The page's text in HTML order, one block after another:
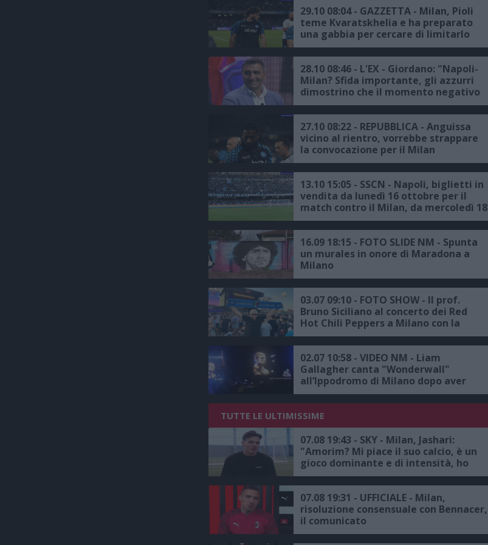
29.10 08:04 - GAZZETTA - Milan, Pioli
teme Kvaratskhelia e ha preparato
una gabbia per cercare di limitarlo
28.10 08:46 - L'EX - Giordano: "Napoli-
Milan? Sfida importante, gli azzurri
dimostrino che il momento negativo
è passato"
27.10 08:22 - REPUBBLICA - Anguissa
vicino al rientro, vorrebbe strappare
la convocazione per il Milan
13.10 15:05 - SSCN - Napoli, biglietti in
vendita da lunedì 16 ottobre per il
match contro il Milan, da mercoledì 18
ottobre per la sfida con l'Empoli: ecco
prezzi, modalità e dettagli
16.09 18:15 - FOTO SLIDE NM - Spunta
un murales in onore di Maradona a
Milano
03.07 09:10 - FOTO SHOW - Il prof.
Bruno Siciliano al concerto dei Red
Hot Chili Peppers a Milano con la
sciarpa del Napoli campione d’Italia
02.07 10:58 - VIDEO NM - Liam
Gallagher canta "Wonderwall"
all’Ippodromo di Milano dopo aver
ringraziato i tifosi del Milan per i
messaggi ricevuti in seguito alla
vittoria della Champions contro
l’Inter
TUTTE LE ULTIMISSIME
07.08 19:43 - SKY - Milan, Jashari:
"Amorim? Mi piace il suo calcio, è un
gioco dominante e di intensità, ho
grande rispetto per il mister"
07.08 19:31 - UFFICIALE - Milan,
risoluzione consensuale con Bennacer,
il comunicato